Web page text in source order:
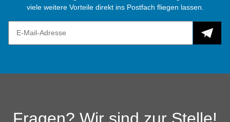
viele weitere Vorteile direkt ins Postfach fliegen lassen.